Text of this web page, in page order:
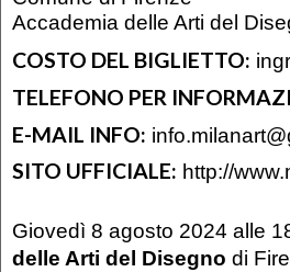
Accademia delle Arti del
COSTO DEL BIGLIETTO:
TELEFONO PER
E-MAIL INFO:
SITO UFFICIALE: http://
Giovedì 8 agosto 2024 alle
delle Arti del Disegno di